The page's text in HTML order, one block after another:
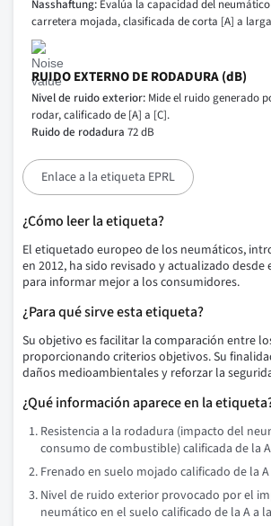
Nasshaftung: Evalúa la capacidad del
carretera mojada, clasificada de corta [A] a
RUIDO EXTERNO DE RODADURA (dB)
Nivel de ruido exterior: Mide el ruido generado
rodar, calificado de [A] a [C].
Ruido de rodadura 72 dB
Enlace a la etiqueta EPRL
¿Cómo leer la etiqueta?
El etiquetado europeo de los neumáticos,
en 2012, ha sido revisado y actualizado desde
para informar mejor a los consumidores.
¿Para qué sirve esta etiqueta?
Su objetivo es facilitar la comparación entre
proporcionando criterios objetivos. Su
daños medioambientales y reforzar la
¿Qué información aparece en la
Resistencia a la rodadura (impacto del
consumo de combustible) calificada de la
Frenado en suelo mojado calificado de la A
Nivel de ruido exterior provocado por el
neumático en el suelo calificado de la A a